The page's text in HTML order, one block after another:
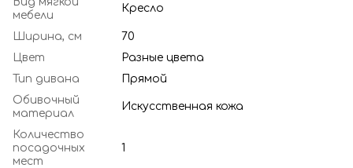
мебели
Кресло
Ширина, см
70
Цвет
Разные цвета
Тип дивана
Прямой
Обивочный
материал
Искусственная кожа
Количество
посадочных
мест
1